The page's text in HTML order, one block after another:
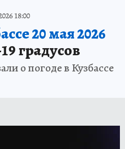
18:00
20 мая 2026
градусов
о погоде в Кузбассе